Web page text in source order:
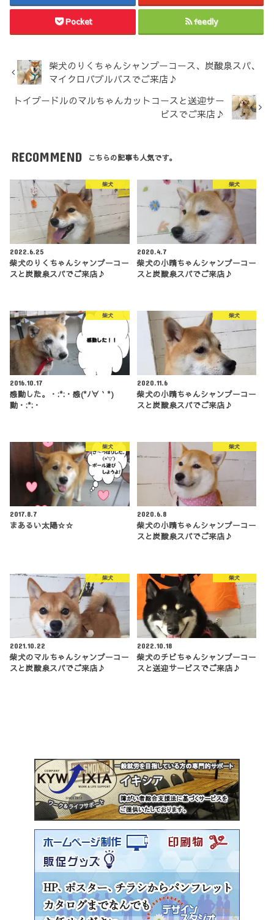
Pocket feedly
柴犬のりくちゃんシャンプーコース、炭酸泉スパ、
マイクロバブルバスでご来店♪
トイプードルのマルちゃんカットコースと送迎サー
ビスでご来店♪
RECOMMEND こちらの記事も人気です。
柴犬
2022.6.25
柴犬のりくちゃんシャンプーコー
スと炭酸泉スパでご来店♪
柴犬
2020.4.7
柴犬の小晴ちゃんシャンプーコー
スと炭酸泉スパでご来店♪
柴犬
2016.10.17
感動した。・:*:・感(*ﾉ∀｀*)
動・:*:・
柴犬
2020.11.6
柴犬の小晴ちゃんシャンプーコー
スと炭酸泉スパでご来店♪
柴犬
2017.8.7
まあるい太陽☆☆
柴犬
2020.6.8
柴犬の小晴ちゃんシャンプーコー
スと炭酸泉スパでご来店♪
柴犬
2021.10.22
柴犬のマルちゃんシャンプーコー
スと炭酸泉スパでご来店♪
柴犬
2022.10.18
柴犬のチビちゃんシャンプーコー
スと送迎サービスでご来店♪